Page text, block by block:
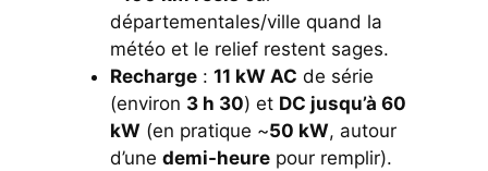
départementales/ville quand la
météo et le relief restent sages.
Recharge : 11 kW AC de série
(environ 3 h 30) et DC jusqu’à 60
kW (en pratique ~50 kW, autour
d’une demi-heure pour remplir).